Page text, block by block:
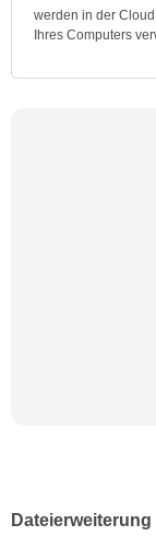
werden in der
Ihres Computers
Dateierweiterung